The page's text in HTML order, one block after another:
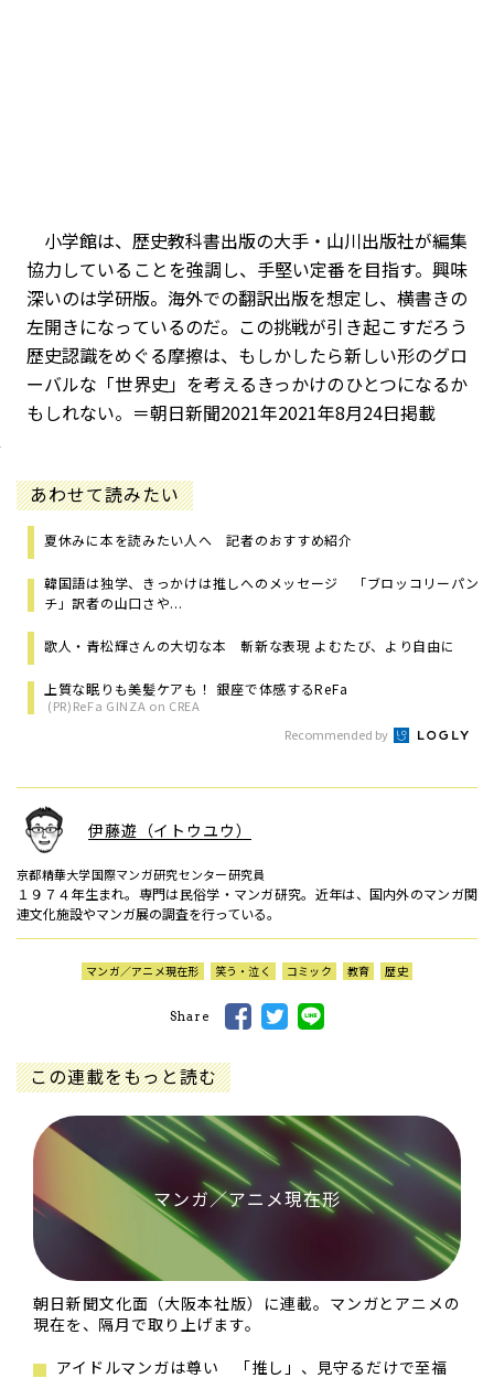
小学館は、歴史教科書出版の大手・山川出版社が編集
協力していることを強調し、手堅い定番を目指す。興味
深いのは学研版。海外での翻訳出版を想定し、横書きの
左開きになっているのだ。この挑戦が引き起こすだろう
歴史認識をめぐる摩擦は、もしかしたら新しい形のグロ
ーバルな「世界史」を考えるきっかけのひとつになるか
もしれない。＝朝日新聞2021年2021年8月24日掲載
あわせて読みたい
夏休みに本を読みたい人へ 記者のおすすめ紹介
韓国語は独学、きっかけは推しへのメッセージ 「ブロッコリーパン
チ」訳者の山口さや...
歌人・青松輝さんの大切な本 斬新な表現 よむたび、より自由に
上質な眠りも美髪ケアも！ 銀座で体感するReFa
(PR)ReFa GINZA on CREA
Recommended by
伊藤遊（イトウユウ）
京都精華大学国際マンガ研究センター研究員
１９７４年生まれ。専門は民俗学・マンガ研究。近年は、国内外のマンガ関
連文化施設やマンガ展の調査を行っている。
マンガ／アニメ現在形 笑う・泣く コミック 教育 歴史
Share
この連載をもっと読む
マンガ／アニメ現在形
朝日新聞文化面（大阪本社版）に連載。マンガとアニメの
現在を、隔月で取り上げます。
アイドルマンガは尊い 「推し」、見守るだけで至福